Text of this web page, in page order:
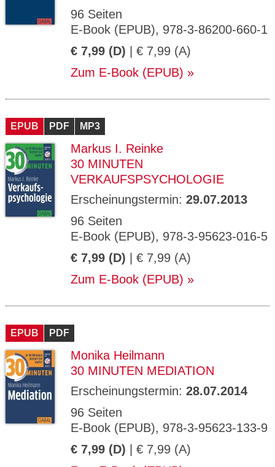
96 Seiten
E-Book (EPUB), 978-3-86200-660-1
€ 7,99 (D) | € 7,99 (A)
Zum E-Book (EPUB)
EPUB PDF MP3
Markus I. Reinke
30 MINUTEN
VERKAUFSPSYCHOLOGIE
Erscheinungstermin: 29.07.2013
96 Seiten
E-Book (EPUB), 978-3-95623-016-5
€ 7,99 (D) | € 7,99 (A)
Zum E-Book (EPUB)
EPUB PDF
Monika Heilmann
30 MINUTEN MEDIATION
Erscheinungstermin: 28.07.2014
96 Seiten
E-Book (EPUB), 978-3-95623-133-9
€ 7,99 (D) | € 7,99 (A)